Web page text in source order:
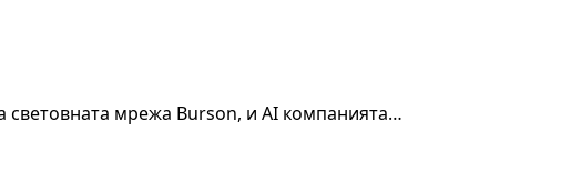
световната мрежа Burson, и AI компанията…